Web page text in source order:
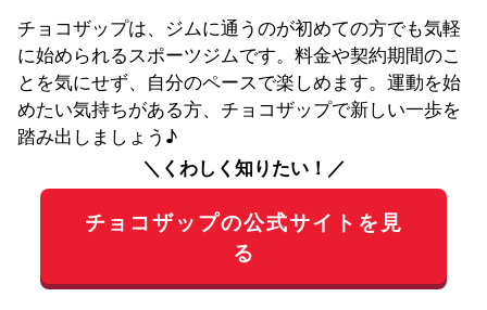
チョコザップは、ジムに通うのが初めての方でも気軽
に始められるスポーツジムです。料金や契約期間のこ
とを気にせず、自分のペースで楽しめます。運動を始
めたい気持ちがある方、チョコザップで新しい一歩を
踏み出しましょう♪
＼くわしく知りたい！／
チョコザップの公式サイトを見
る